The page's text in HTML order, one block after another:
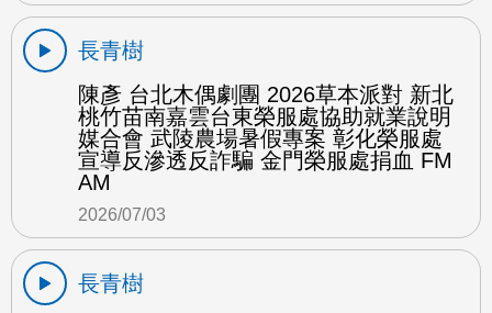
長青樹
陳彥 台北木偶劇團 2026草本派對 新北
桃竹苗南嘉雲台東榮服處協助就業說明
媒合會 武陵農場暑假專案 彰化榮服處
宣導反滲透反詐騙 金門榮服處捐血 FM
AM
2026/07/03
長青樹